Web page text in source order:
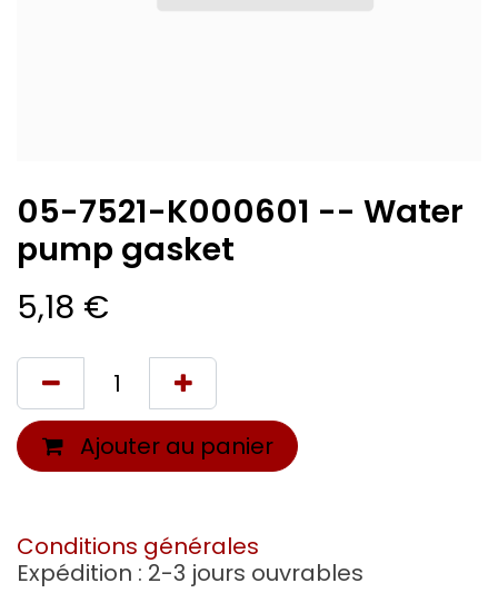
05-7521-K000601 -- Water
pump gasket
5,18 €
Ajouter au panier
Conditions générales
Expédition : 2-3 jours ouvrables